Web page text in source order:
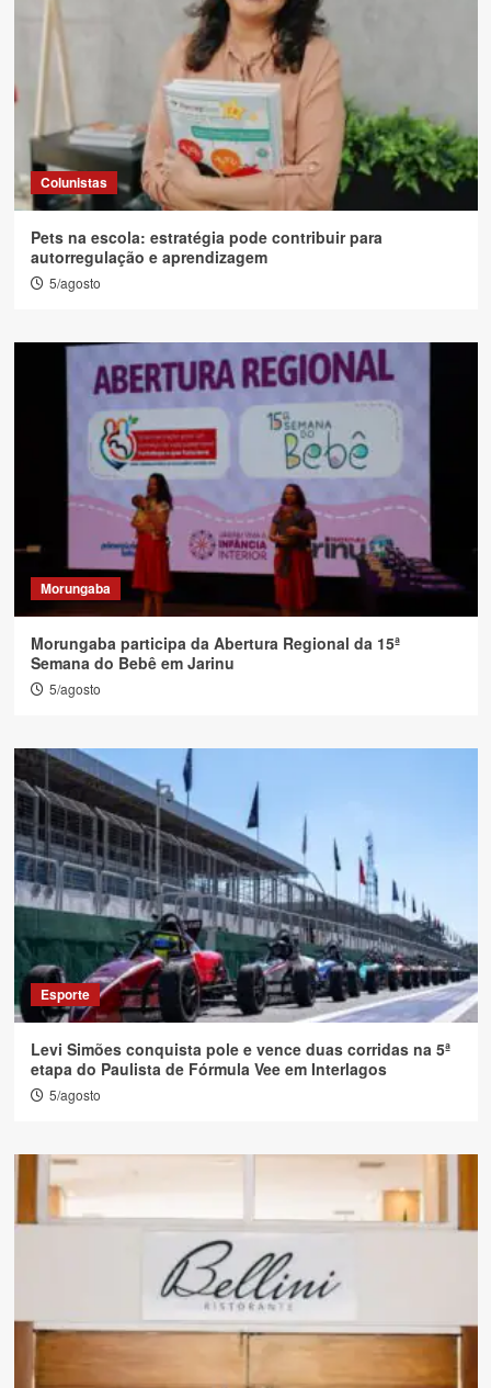
Colunistas
Pets na escola: estratégia pode contribuir para
autorregulação e aprendizagem
5/agosto
Morungaba
Morungaba participa da Abertura Regional da 15ª
Semana do Bebê em Jarinu
5/agosto
Esporte
Levi Simões conquista pole e vence duas corridas na 5ª
etapa do Paulista de Fórmula Vee em Interlagos
5/agosto